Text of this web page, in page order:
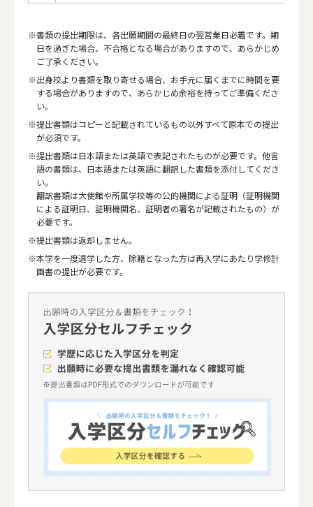
書類の提出期限は、各出願期間の最終日の翌営業日必着です。期
日を過ぎた場合、不合格となる場合がありますので、あらかじめ
ご了承ください。
出身校より書類を取り寄せる場合、お手元に届くまでに時間を要
する場合がありますので、あらかじめ余裕を持ってご準備くださ
い。
提出書類はコピーと記載されているもの以外すべて原本での提出
が必須です。
提出書類は日本語または英語で表記されたものが必要です。他言
語の書類は、日本語または英語に翻訳した書類を添付してくださ
い。
翻訳書類は大使館や所属学校等の公的機関による証明（証明機関
による証明日、証明機関名、証明者の署名が記載されたもの）が
必要です。
提出書類は返却しません。
本学を一度退学した方、除籍となった方は再入学にあたり学修計
画書の提出が必要です。